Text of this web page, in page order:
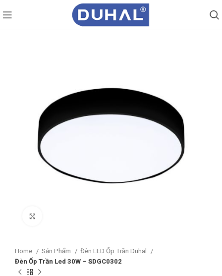
Home Sản Phẩm
Đèn LED Ốp Trần Duhal
Đèn Ốp Trần Led 30W – SDGC0302